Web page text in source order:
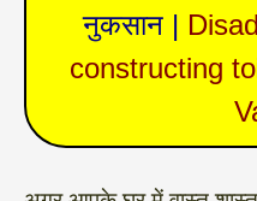
नुकसान |
constructing